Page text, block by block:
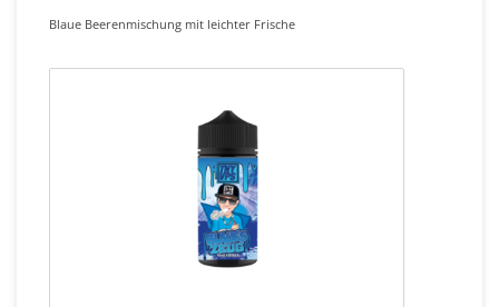
Blaue Beerenmischung mit leichter Frische